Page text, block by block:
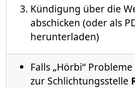
Kündigung über die
abschicken (oder als
herunterladen)
Falls „Hörbi“
zur Schlichtungsstelle